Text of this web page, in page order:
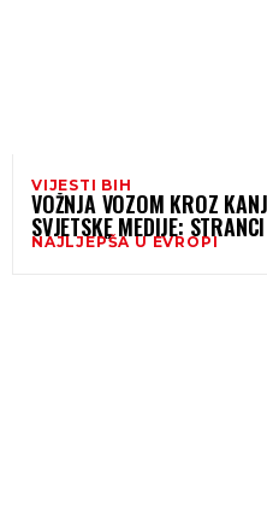
VIJESTI BIH
VOŽNJA VOZOM KROZ
SVJETSKE MEDIJE:
NAJLJEPŠOM U EVROPI
NAJLJEPŠA U EVROPI